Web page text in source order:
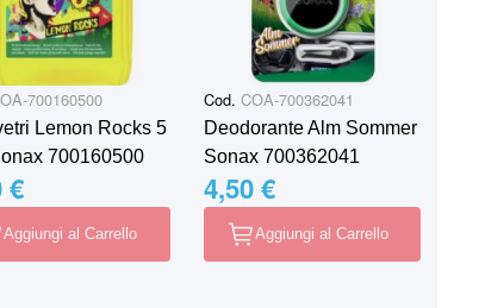
700160500
Lemon Rocks 5
700160500
€
Aggiungi al Carrello
Cod. COA-700362041
Deodorante Alm Sommer
Sonax 700362041
4,50 €
Aggiungi al Carrello